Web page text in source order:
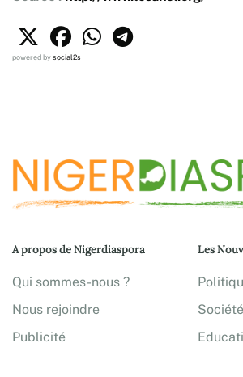
powered bysocial2s
A propos de Nigerdiaspora
Qui sommes-nous ?
Nous rejoindre
Publicité
Les
Société